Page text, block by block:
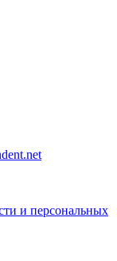
и персональных